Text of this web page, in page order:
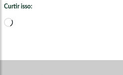
Curtir isso:
Carregando...